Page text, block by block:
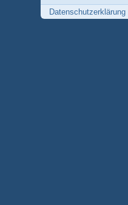
Datenschutzerklärung